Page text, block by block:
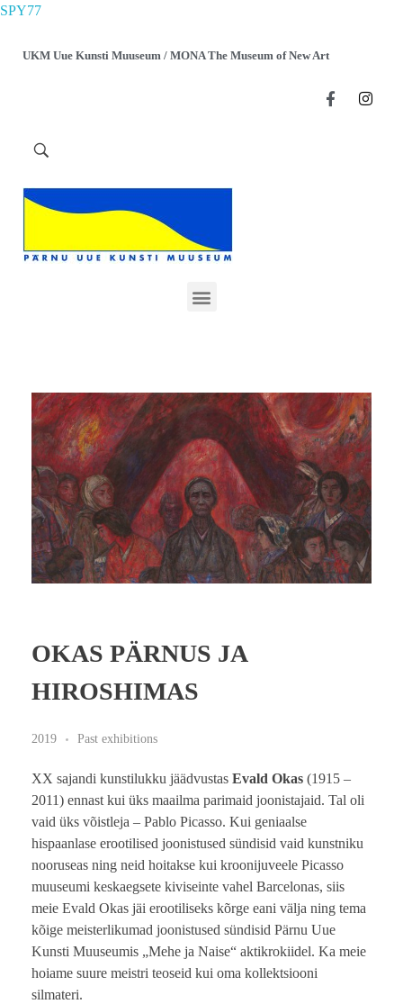
SPY77
UKM Uue Kunsti Muuseum / MONA The Museum of New Art
OKAS PÄRNUS JA
HIROSHIMAS
2019 Past exhibitions
XX sajandi kunstilukku jäädvustas Evald Okas (1915 –
2011) ennast kui üks maailma parimaid joonistajaid. Tal oli
vaid üks võistleja – Pablo Picasso. Kui geniaalse
hispaanlase erootilised joonistused sündisid vaid kunstniku
nooruseas ning neid hoitakse kui kroonijuveele Picasso
muuseumi keskaegsete kiviseinte vahel Barcelonas, siis
meie Evald Okas jäi erootiliseks kõrge eani välja ning tema
kõige meisterlikumad joonistused sündisid Pärnu Uue
Kunsti Muuseumis „Mehe ja Naise“ aktikrokiidel. Ka meie
hoiame suure meistri teoseid kui oma kollektsiooni
silmateri.